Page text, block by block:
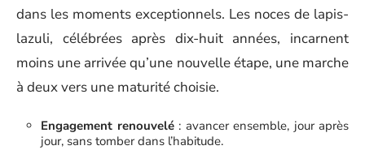
dans les moments exceptionnels. Les noces de lapis-
lazuli, célébrées après dix-huit années, incarnent
moins une arrivée qu’une nouvelle étape, une marche
à deux vers une maturité choisie.
Engagement renouvelé: avancer ensemble, jour après
jour, sans tomber dans l’habitude.